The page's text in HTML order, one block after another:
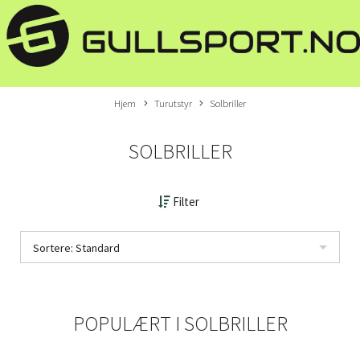
Hjem Turutstyr Solbriller
SOLBRILLER
Filter
Sortere: Standard
POPULÆRT I SOLBRILLER